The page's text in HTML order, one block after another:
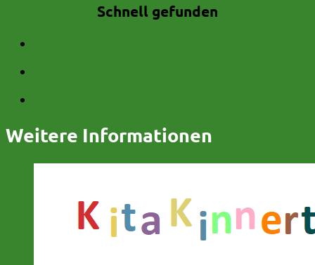
Schnell gefunden
Weitere Informationen